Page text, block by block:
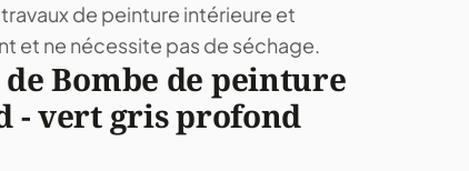
de peinture intérieure et
et ne nécessite pas de séchage.
Bombe de peinture
- vert gris profond